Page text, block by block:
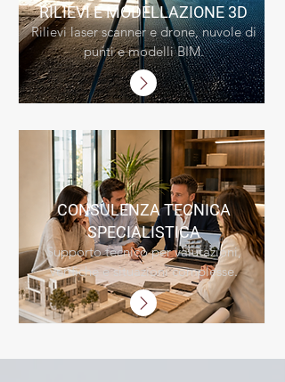
RILIEVI E MODELLAZIONE3D
Rilievi laser scanner e drone, nuvole di
punti e modelli BIM.
CONSULENZA TECNICA
SPECIALISTICA
Supporto tecnico per valutazioni,
verifiche e situazioni complesse.